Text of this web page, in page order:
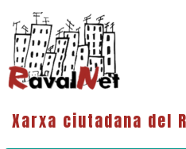
Xarxa ciutadana del